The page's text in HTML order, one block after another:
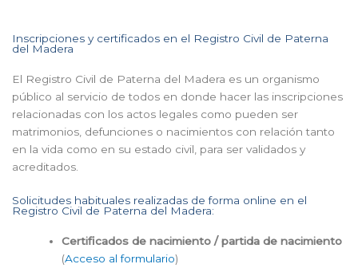
Inscripciones y certificados en el Registro Civil de Paterna
del Madera
El Registro Civil de Paterna del Madera es un organismo
público al servicio de todos en donde hacer las inscripciones
relacionadas con los actos legales como pueden ser
matrimonios, defunciones o nacimientos con relación tanto
en la vida como en su estado civil, para ser validados y
acreditados.
Solicitudes habituales realizadas de forma online en el
Registro Civil de Paterna del Madera:
Certificados de nacimiento / partida de nacimiento
(Acceso al formulario)